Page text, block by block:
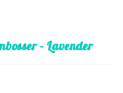
– Lavender